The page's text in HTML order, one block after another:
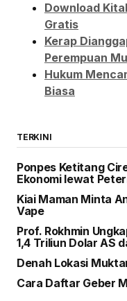
Download
Gratis
Kerap
Perempuan
Hukum
Biasa
TERKINI
Ponpes Ketitang
Ekonomi lewat
Kiai Maman Minta
Vape
Prof. Rokhmin
1,4 Triliun Dolar AS
Denah Lokasi
Cara Daftar Geber